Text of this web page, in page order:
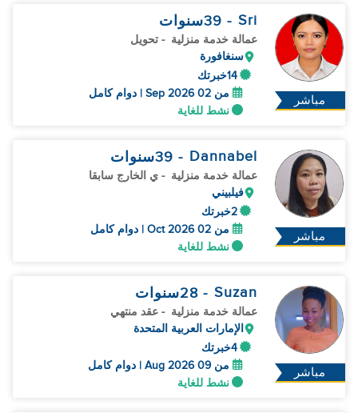
مباشر
Sri
- 39 سنوات
عمالة خدمة منزلية - تحويل
سنغافورة
14خبرتك
من 02 Sep 2026 | دوام كامل
نشط للغاية
مباشر
Dannabel
- 39 سنوات
عمالة خدمة منزلية - ي الخارج سابقا
فيلبيني
2خبرتك
من 02 Oct 2026 | دوام كامل
نشط للغاية
مباشر
Suzan
- 28 سنوات
عمالة خدمة منزلية - عقد منتهي
الإمارات العربية المتحدة
4خبرتك
من 09 Aug 2026 | دوام كامل
نشط للغاية